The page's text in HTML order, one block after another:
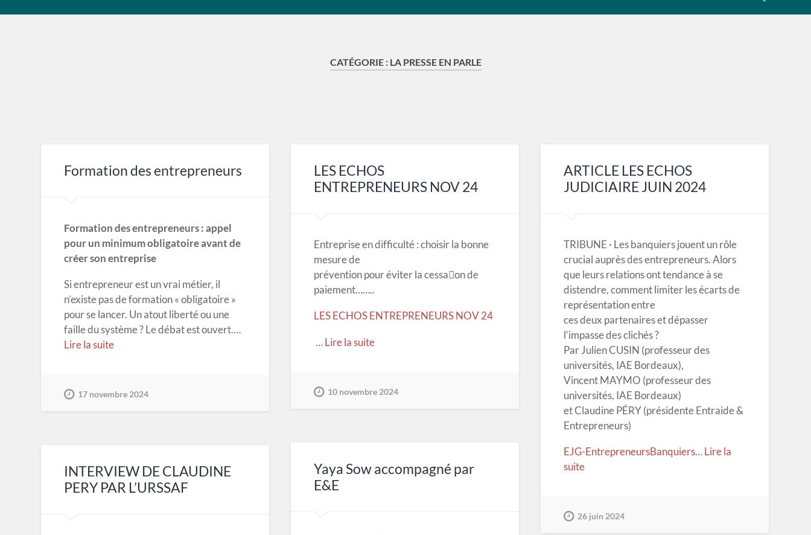
CATÉGORIE : LA PRESSE EN PARLE
Formation des entrepreneurs
Formation des entrepreneurs : appel
pour un minimum obligatoire avant de
créer son entreprise
Si entrepreneur est un vrai métier, il
n’existe pas de formation « obligatoire »
pour se lancer. Un atout liberté ou une
faille du système ? Le débat est ouvert.…
Lire la suite
17 novembre 2024
LES ECHOS
ENTREPRENEURS NOV 24
Entreprise en difficulté : choisir la bonne
mesure de
prévention pour éviter la cessa􀆟on de
paiement……..
LES ECHOS ENTREPRENEURS NOV 24
…Lire la suite
10 novembre 2024
ARTICLE LES ECHOS
JUDICIAIRE JUIN 2024
TRIBUNE · Les banquiers jouent un rôle
crucial auprès des entrepreneurs. Alors
que leurs relations ont tendance à se
distendre, comment limiter les écarts de
représentation entre
ces deux partenaires et dépasser
l’impasse des clichés ?
Par Julien CUSIN (professeur des
universités, IAE Bordeaux),
Vincent MAYMO (professeur des
universités, IAE Bordeaux)
et Claudine PÉRY (présidente Entraide &
Entrepreneurs)
EJG-EntrepreneursBanquiers…Lire la
suite
26 juin 2024
Yaya Sow accompagné par
E&E
INTERVIEW DE CLAUDINE
PERY PAR L’URSSAF